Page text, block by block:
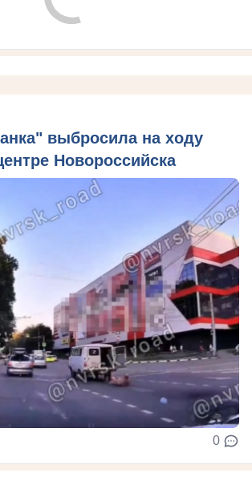
выбросила на ходу
Новороссийска
0